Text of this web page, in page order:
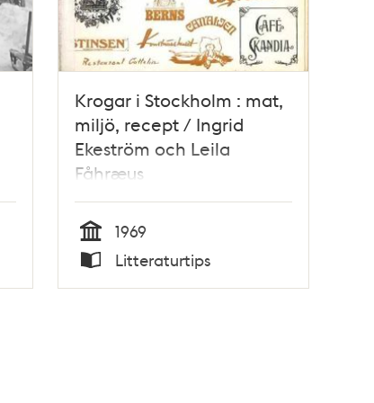
Krogar i Stockholm : mat,
miljö, recept / Ingrid
Ekeström och Leila
Fåhræus
Tid
1969
Typ
Litteraturtips